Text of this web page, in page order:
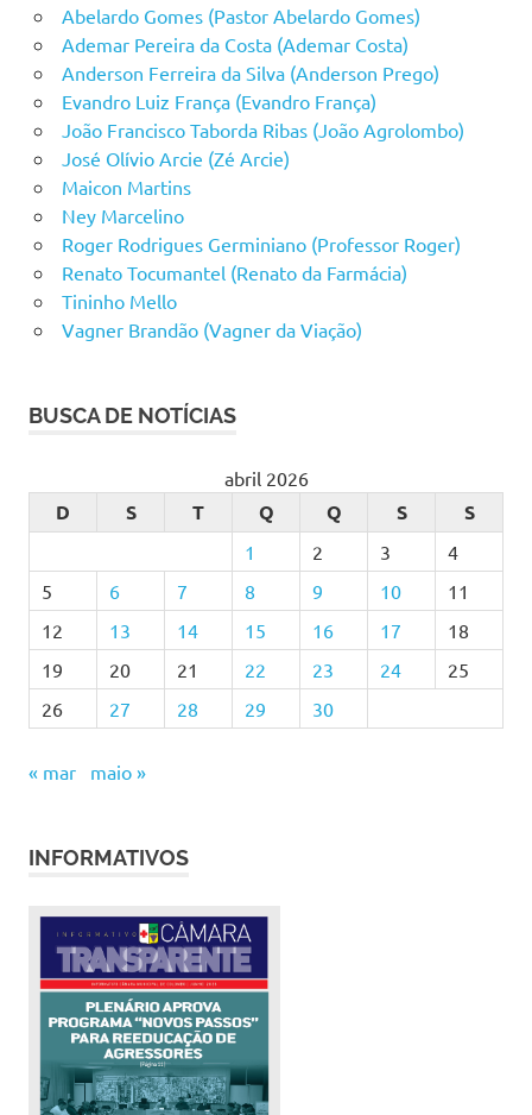
Abelardo Gomes (Pastor Abelardo Gomes)
Ademar Pereira da Costa (Ademar Costa)
Anderson Ferreira da Silva (Anderson Prego)
Evandro Luiz França (Evandro França)
João Francisco Taborda Ribas (João Agrolombo)
José Olívio Arcie (Zé Arcie)
Maicon Martins
Ney Marcelino
Roger Rodrigues Germiniano (Professor Roger)
Renato Tocumantel (Renato da Farmácia)
Tininho Mello
Vagner Brandão (Vagner da Viação)
BUSCA DE NOTÍCIAS
abril 2026
D S T Q Q S S
1 2 3
4
5
6 7 8 9 10
11
12
13 14 15 16 17
18
19
20 21 22 23 24
25
26
27 28 29 30
« mar maio »
INFORMATIVOS